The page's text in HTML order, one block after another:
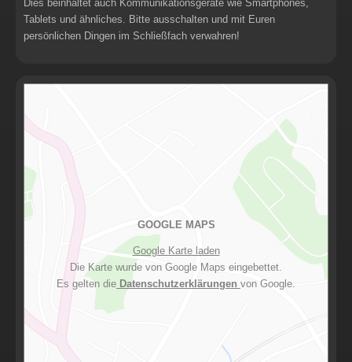
Dies beinhaltet auch Kommunikationsgeräte wie Smartphones,
Tablets und ähnliches. Bitte ausschalten und mit Euren
persönlichen Dingen im Schließfach verwahren!
GOOGLE MAPS
Google Karte laden
Die Karte wurde von Google Maps eingebettet.
Es gelten die Datenschutzerklärungen von Google.